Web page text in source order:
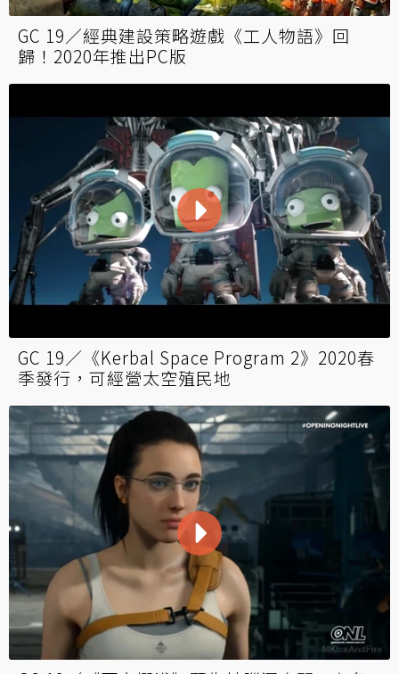
GC 19／經典建設策略遊戲《工人物語》回
歸！2020年推出PC版
GC 19／《Kerbal Space Program 2》2020春
季發行，可經營太空殖民地